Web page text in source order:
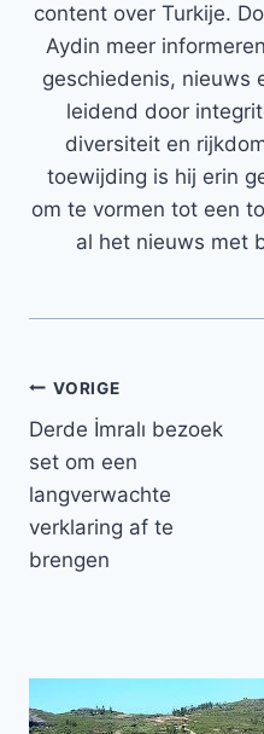
content over Turkije.
Aydin meer
geschiedenis, nieuws
leidend door
diversiteit en
toewijding is hij erin
om te vormen tot een
al het nieuws met
Bericht
navigatie
VORIGE
Derde İmralı bezoek
set om een ​​
langverwachte
verklaring af te
brengen